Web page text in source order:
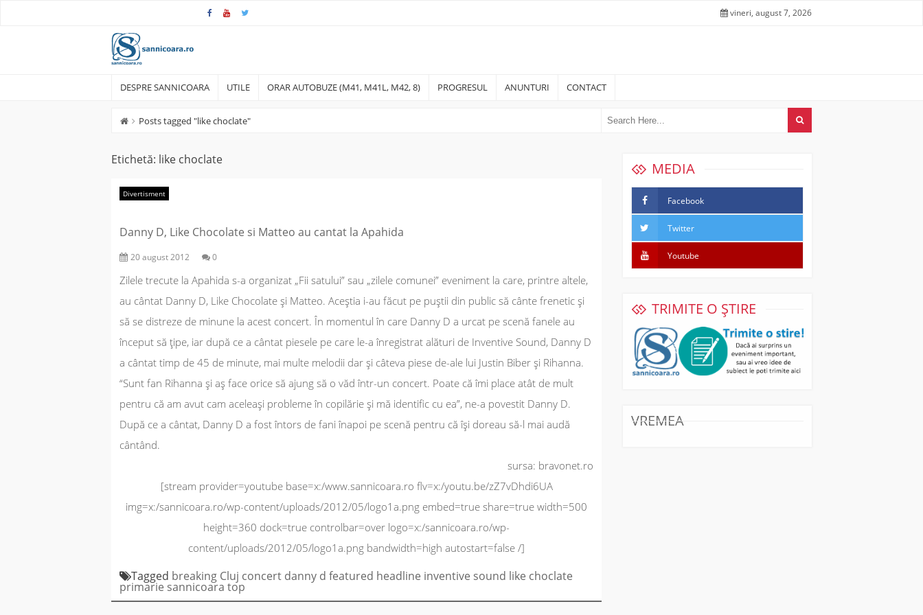
vineri, august 7, 2026
DESPRE SANNICOARA UTILE ORAR AUTOBUZE (M41, M41L, M42, 8) PROGRESUL ANUNTURI CONTACT
Posts tagged "like choclate"
Etichetă: like choclate
Divertisment
Danny D, Like Chocolate si Matteo au cantat la Apahida
20 august 2012 0
Zilele trecute la Apahida s-a organizat „Fii satului” sau „zilele comunei” eveniment la care, printre altele,
au cântat Danny D, Like Chocolate şi Matteo. Aceştia i-au făcut pe puştii din public să cânte frenetic şi
să se distreze de minune la acest concert. În momentul în care Danny D a urcat pe scenă fanele au
început să ţipe, iar după ce a cântat piesele pe care le-a înregistrat alături de Inventive Sound, Danny D
a cântat timp de 45 de minute, mai multe melodii dar şi câteva piese de-ale lui Justin Biber şi Rihanna.
“Sunt fan Rihanna şi aş face orice să ajung să o văd într-un concert. Poate că îmi place atât de mult
pentru că am avut cam aceleaşi probleme în copilărie şi mă identific cu ea”, ne-a povestit Danny D.
După ce a cântat, Danny D a fost întors de fani înapoi pe scenă pentru că îşi doreau să-l mai audă
cântând.
sursa: bravonet.ro
[stream provider=youtube base=x:/www.sannicoara.ro flv=x:/youtu.be/zZ7vDhdi6UA
img=x:/sannicoara.ro/wp-content/uploads/2012/05/logo1a.png embed=true share=true width=500
height=360 dock=true controlbar=over logo=x:/sannicoara.ro/wp-
content/uploads/2012/05/logo1a.png bandwidth=high autostart=false /]
Tagged breaking Cluj concert danny d featured headline inventive sound like choclate
primarie sannicoara top
MEDIA
Facebook
Twitter
Youtube
TRIMITE O ȘTIRE
VREMEA